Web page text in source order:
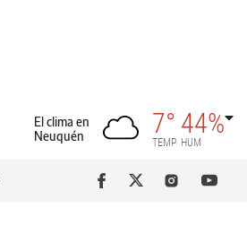
El clima en
Neuquén
7°
TEMP
44%
HUM